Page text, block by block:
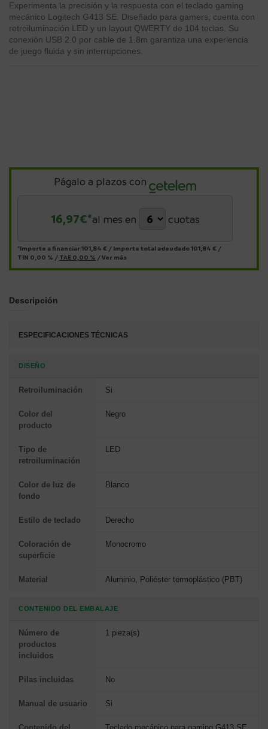
Experimenta la precisión y la respuesta con el teclado gaming
mecánico Logitech G413 SE. Diseñado para gamers, cuenta con
retroiluminación LED y un layout QWERTY de 104 teclas. Su
conexión USB 2.0 por cable de 1.8m garantiza una experiencia
de juego fluida y sin interrupciones.
Págalo a plazos con
16,97€*al mes en cuotas
*Importe a financiar 101,84 € / Importe total adeudado101,84 € /
TIN 0,00 % / TAE 0,00 % /Ver más
Descripción
ESPECIFICACIONES TÉCNICAS
DISEÑO
Retroiluminación Si
Color del
producto
Negro
Tipo de
retroiluminación
LED
Color de luz de
fondo
Blanco
Estilo de teclado Derecho
Coloración de
superficie
Monocromo
Material Aluminio, Poliéster termoplástico (PBT)
CONTENIDO DEL EMBALAJE
Número de
productos
incluidos
1 pieza(s)
Pilas incluidas No
Manual de usuario Si